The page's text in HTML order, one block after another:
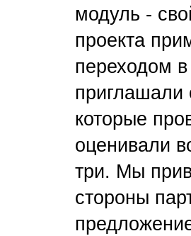
модуль -
проекта
переходом
приглашали
которые
оценивали
три. Мы
стороны